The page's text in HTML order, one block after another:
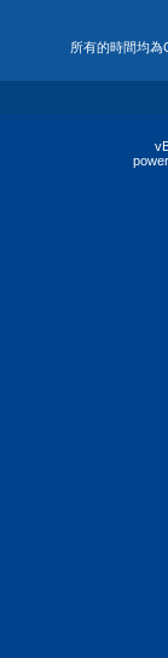
所有的時間均為